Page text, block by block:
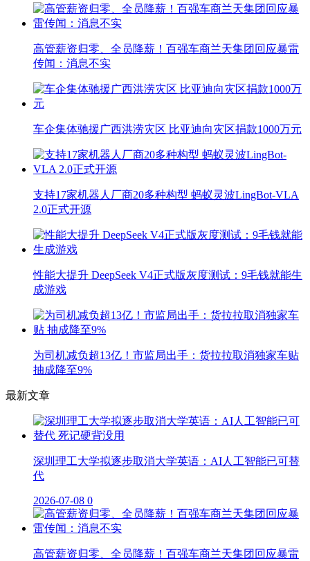
高管薪资归零、全员降薪！百强车商兰天集团回应暴雷
传闻：消息不实
车企集体驰援广西洪涝灾区 比亚迪向灾区捐款1000万元
支持17家机器人厂商20多种构型 蚂蚁灵波LingBot-VLA
2.0正式开源
性能大提升 DeepSeek V4正式版灰度测试：9毛钱就能生
成游戏
为司机减负超13亿！市监局出手：货拉拉取消独家车贴
抽成降至9%
最新文章
深圳理工大学拟逐步取消大学英语：AI人工智能已可替
代
2026-07-08 0
高管薪资归零、全员降薪！百强车商兰天集团回应暴雷